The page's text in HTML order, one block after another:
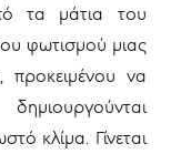
τα μάτια του
φωτισμού μιας
προκειμένου να
κλίμα. Γίνεται